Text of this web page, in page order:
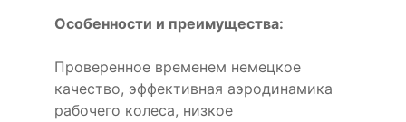
Особенности и преимущества:
Проверенное временем немецкое
качество, эффективная аэродинамика
рабочего колеса, низкое